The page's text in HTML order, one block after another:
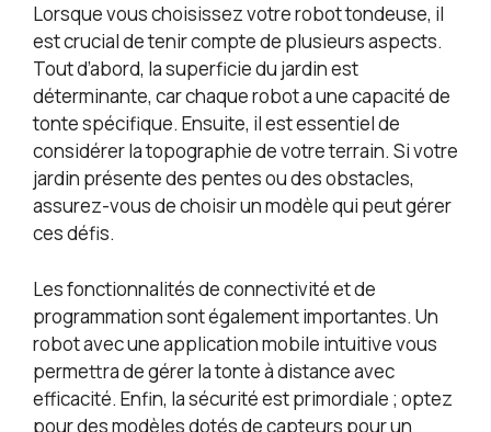
Lorsque vous choisissez votre robot tondeuse, il
est crucial de tenir compte de plusieurs aspects.
Tout d’abord, la superficie du jardin est
déterminante, car chaque robot a une capacité de
tonte spécifique. Ensuite, il est essentiel de
considérer la topographie de votre terrain. Si votre
jardin présente des pentes ou des obstacles,
assurez-vous de choisir un modèle qui peut gérer
ces défis.
Les fonctionnalités de connectivité et de
programmation sont également importantes. Un
robot avec une application mobile intuitive vous
permettra de gérer la tonte à distance avec
efficacité. Enfin, la sécurité est primordiale ; optez
pour des modèles dotés de capteurs pour un